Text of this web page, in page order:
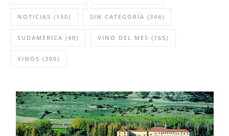
NOTICIAS (150) SIN CATEGORÍA (346)
SUDAMERICA (40) VINO DEL MES (165)
VINOS (390)